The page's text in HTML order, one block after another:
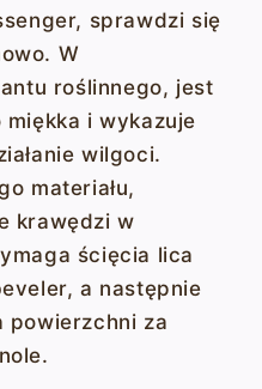
sprawdzi się
W
roślinnego, jest
i wykazuje
wilgoci.
materiału,
krawędzi w
ścięcia lica
a następnie
powierzchni za